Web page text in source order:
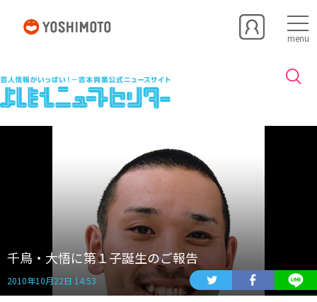
menu
千鳥・大悟に第１子誕生のご報告
2010年10月22日 14:53